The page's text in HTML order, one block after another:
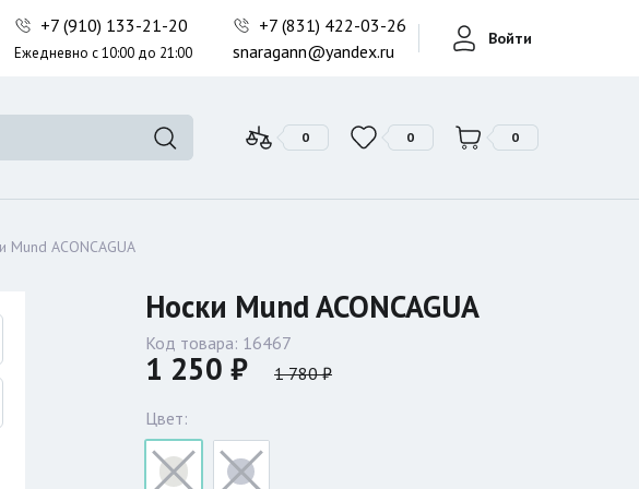
+7 (910) 133-21-20
Ежедневно с 10:00 до 21:00
+7 (831) 422-03-26
snaragann@yandex.ru
Войти
0 0 0
Фонари поисковые
Фонари тактические
Mund ACONCAGUA
Носки Mund ACONCAGUA
Код товара: 16467
1 250 ₽ 1 780 ₽
Цвет: